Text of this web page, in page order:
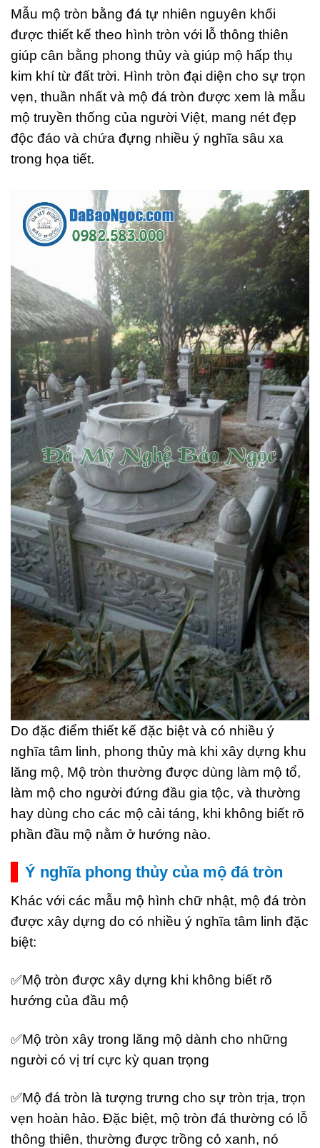
Mẫu mộ tròn bằng đá tự nhiên nguyên khối
được thiết kế theo hình tròn với lỗ thông thiên
giúp cân bằng phong thủy và giúp mộ hấp thụ
kim khí từ đất trời. Hình tròn đại diện cho sự trọn
vẹn, thuần nhất và mộ đá tròn được xem là mẫu
mộ truyền thống của người Việt, mang nét đẹp
độc đáo và chứa đựng nhiều ý nghĩa sâu xa
trong họa tiết.
Do đặc điểm thiết kế đặc biệt và có nhiều ý
nghĩa tâm linh, phong thủy mà khi xây dựng khu
lăng mộ, Mộ tròn thường được dùng làm mộ tổ,
làm mộ cho người đứng đầu gia tộc, và thường
hay dùng cho các mộ cải táng, khi không biết rõ
phần đầu mộ nằm ở hướng nào.
Ý nghĩa phong thủy của mộ đá tròn
Khác với các mẫu mộ hình chữ nhật, mộ đá tròn
được xây dựng do có nhiều ý nghĩa tâm linh đặc
biệt:
✅Mộ tròn được xây dựng khi không biết rõ
hướng của đầu mộ
✅Mộ tròn xây trong lăng mộ dành cho những
người có vị trí cực kỳ quan trọng
✅Mộ đá tròn là tượng trưng cho sự tròn trịa, trọn
vẹn hoàn hảo. Đặc biệt, mộ tròn đá thường có lỗ
thông thiên, thường được trồng cỏ xanh, nó